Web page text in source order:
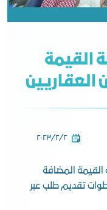
القيمة
العقاريين
٢‏/٢‏/٢٠٢٣
القيمة المضافة
تقديم طلب عبر